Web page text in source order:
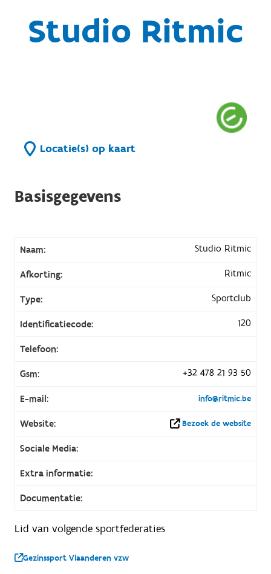
Studio Ritmic
Locatie(s) op kaart
Basisgegevens
Naam: Studio Ritmic
Afkorting: Ritmic
Type: Sportclub
Identificatiecode: 120
Telefoon:
Gsm: +32 478 21 93 50
E-mail: info@ritmic.be
Website: Bezoek de website
Sociale Media:
Extra informatie:
Documentatie:
Lid van volgende sportfederaties
Gezinssport Vlaanderen vzw